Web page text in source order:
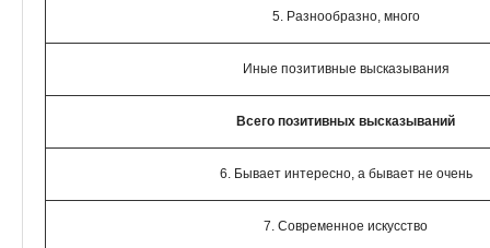
5. Разнообразно, много
Иные позитивные высказывания
Всего позитивных высказываний
6. Бывает интересно, а бывает не очень
7. Современное искусство